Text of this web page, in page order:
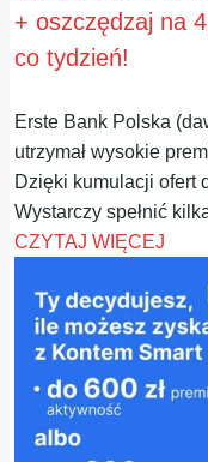
+ oszczędzaj na
co tydzień!
Erste Bank Polska
utrzymał wysokie
Dzięki kumulacji ofert
Wystarczy spełnić
CZYTAJ WIĘCEJ